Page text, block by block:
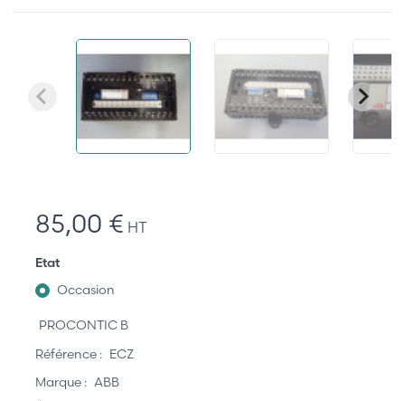
85,00 € HT
Etat
Occasion
PROCONTIC B
Référence : ECZ
Marque : ABB